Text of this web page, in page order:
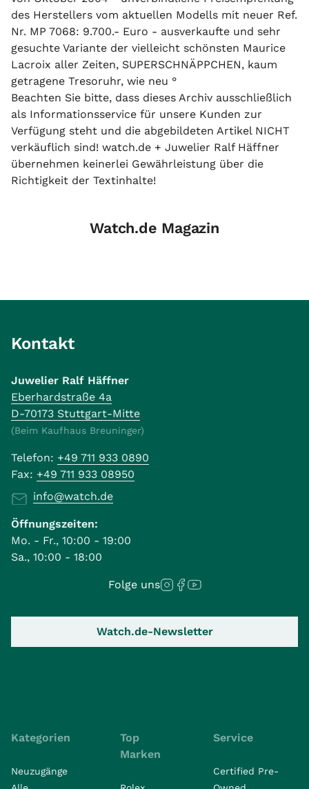
des Herstellers vom aktuellen Modells mit neuer Ref.
Nr. MP 7068: 9.700.- Euro - ausverkaufte und sehr
gesuchte Variante der vielleicht schönsten Maurice
Lacroix aller Zeiten, SUPERSCHNÄPPCHEN, kaum
getragene Tresoruhr, wie neu °
Beachten Sie bitte, dass dieses Archiv ausschließlich
als Informationsservice für unsere Kunden zur
Verfügung steht und die abgebildeten Artikel NICHT
verkäuflich sind! watch.de + Juwelier Ralf Häffner
übernehmen keinerlei Gewährleistung über die
Richtigkeit der Textinhalte!
Watch.de Magazin
Kontakt
Juwelier Ralf Häffner
Eberhardstraße 4a
D-70173 Stuttgart-Mitte
(Beim Kaufhaus Breuninger)
Telefon: +49 711 933 0890
Fax: +49 711 933 08950
info@watch.de
Öffnungszeiten:
Mo. - Fr., 10:00 - 19:00
Sa., 10:00 - 18:00
Folge uns
Watch.de-Newsletter
Kategorien
Neuzugänge
Top
Marken
Service
Certified Pre-